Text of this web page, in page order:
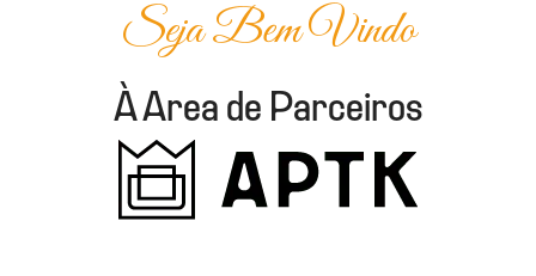
Seja Bem Vindo
À Area de Parceiros